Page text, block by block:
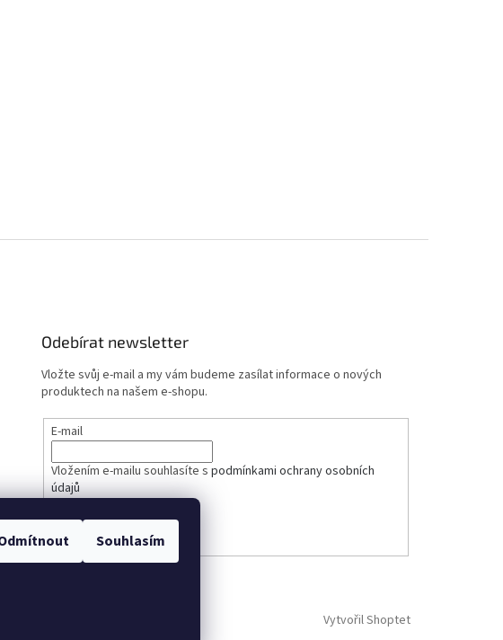
Souhlasím
je 5 z 5 hvězdiček.
Odebírat newsletter
Vložte svůj e-mail a my vám budeme zasílat informace o nových
produktech na našem e-shopu.
E-mail
Vložením e-mailu souhlasíte spodmínkami ochrany osobních
údajů
Vytvořil Shoptet